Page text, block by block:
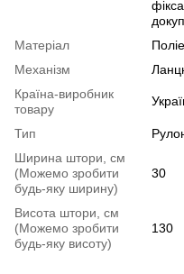
Матеріал
Механізм
Країна-виробник
товару
Тип
Ширина штори, см
(Можемо зробити
будь-яку ширину)
30
Висота штори, см
(Можемо зробити
будь-яку висоту)
130